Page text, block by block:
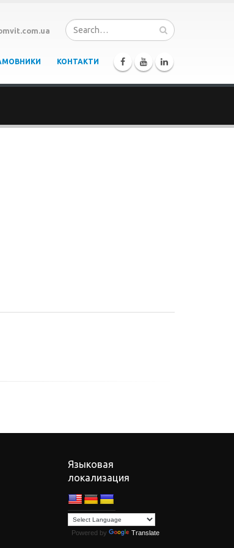
КОНТАКТИ
Языковая
локализация
Powered by Translate